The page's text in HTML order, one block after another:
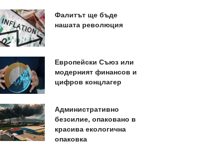
Фалитът ще бъде
нашата революция
Европейски Съюз или
модерният финансов и
цифров концлагер
Административно
безсилие, опаковано в
красива екологична
опаковка